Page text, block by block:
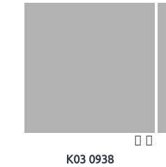
K03 0938